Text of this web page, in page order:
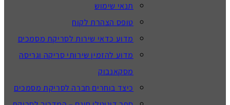
תנאי שימוש
טופס הצהרת לקוח
מדוע כדאי שירות לסריקת מסמכים
מדוע להזמין שירותי סריקה וגריסה
מסקאנבוק
כיצד בוחרים חברה לסריקת מסמכים